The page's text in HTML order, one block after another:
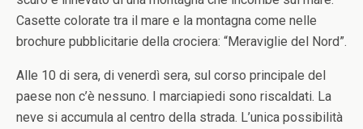
Casette colorate tra il mare e la montagna come nelle
brochure pubblicitarie della crociera: “Meraviglie del Nord”.
Alle 10 di sera, di venerdì sera, sul corso principale del
paese non c’è nessuno. I marciapiedi sono riscaldati. La
neve si accumula al centro della strada. L’unica possibilità